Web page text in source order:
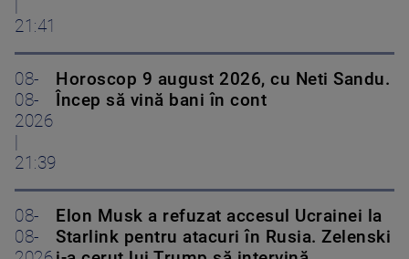
|
21:41
08-
08-
2026
|
21:39
Horoscop 9 august 2026, cu Neti Sandu.
Încep să vină bani în cont
08-
08-
Elon Musk a refuzat accesul Ucrainei la
Starlink pentru atacuri în Rusia. Zelenski